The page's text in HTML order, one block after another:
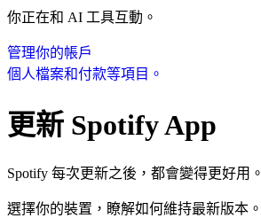
你正在和 AI 工具互動。
管理你的帳戶
個人檔案和付款等項目。
更新 Spotify App
Spotify 每次更新之後，都會變得更好用。
選擇你的裝置，瞭解如何維持最新版本。